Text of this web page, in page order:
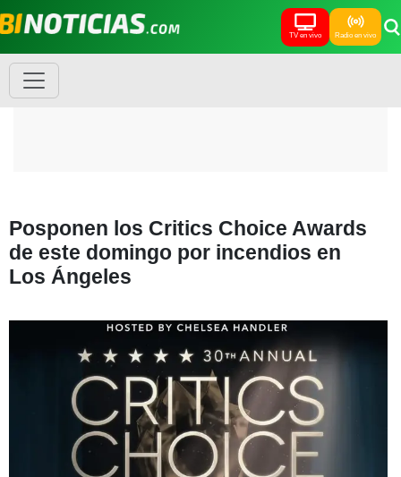
TV en vivo Radio en vivo
Posponen los Critics Choice Awards
de este domingo por incendios en
Los Ángeles